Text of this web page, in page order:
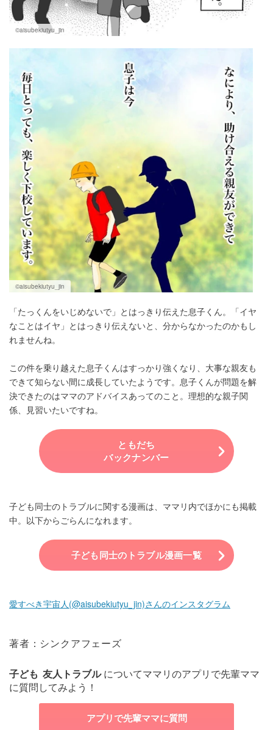
©aisubekiutyu_jin
©aisubekiutyu_jin
「たっくんをいじめないで」とはっきり伝えた息子くん。「イヤ
なことはイヤ」とはっきり伝えないと、分からなかったのかもし
れませんね。
この件を乗り越えた息子くんはすっかり強くなり、大事な親友も
できて知らない間に成長していたようです。息子くんが問題を解
決できたのはママのアドバイスあってのこと。理想的な親子関
係、見習いたいですね。
ともだち
バックナンバー
子ども同士のトラブルに関する漫画は、ママリ内でほかにも掲載
中。以下からごらんになれます。
子ども同士のトラブル漫画一覧
愛すべき宇宙人(@aisubekiutyu_jin)さんのインスタグラム
著者：シンクアフェーズ
子ども 友人トラブルについてママリのアプリで先輩ママ
に質問してみよう！
アプリで先輩ママに質問